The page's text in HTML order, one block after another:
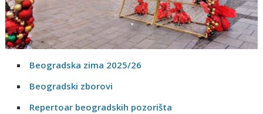
Beogradska zima 2025/26
Beogradski zborovi
Repertoar beogradskih pozorišta